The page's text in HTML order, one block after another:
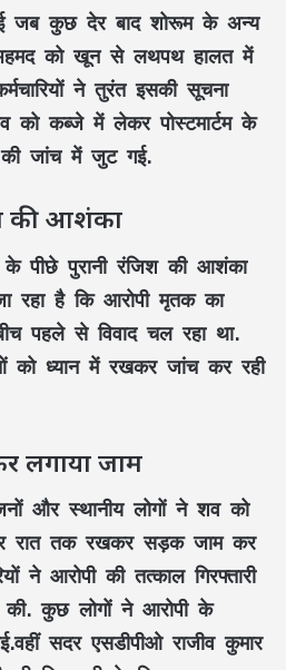
जब कुछ देर बाद शोरूम के अन्य
को खून से लथपथ हालत में
ने तुरंत इसकी सूचना
को कब्जे में लेकर पोस्टमार्टम के
जांच में जुट गई.
की आशंका
पीछे पुरानी रंजिश की आशंका
रहा है कि आरोपी मृतक का
पहले से विवाद चल रहा था.
को ध्यान में रखकर जांच कर रही
लगाया जाम
और स्थानीय लोगों ने शव को
रात तक रखकर सड़क जाम कर
ने आरोपी की तत्काल गिरफ्तारी
की. कुछ लोगों ने आरोपी के
सदर एसडीपीओ राजीव कुमार